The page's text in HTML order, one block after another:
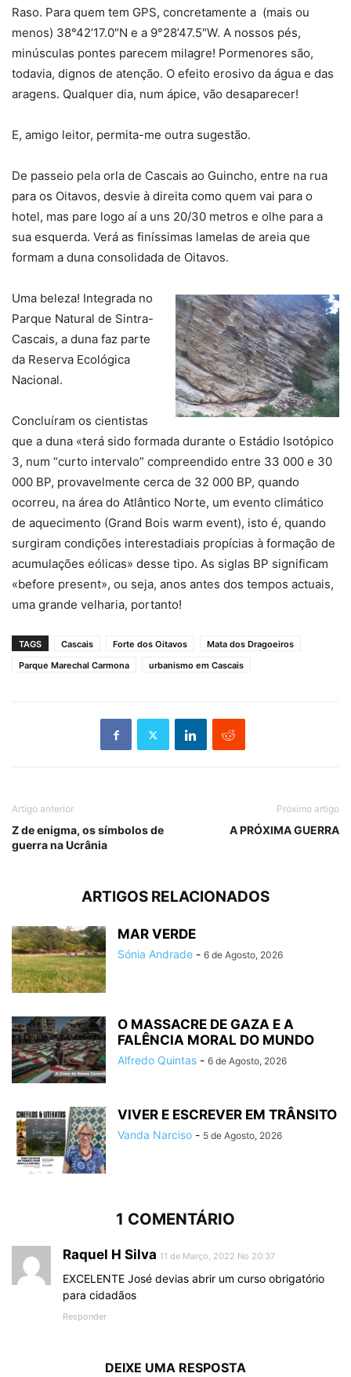
Raso. Para quem tem GPS, concretamente a (mais ou
menos) 38°42’17.0″N e a 9°28’47.5″W. A nossos pés,
minúsculas pontes parecem milagre! Pormenores são,
todavia, dignos de atenção. O efeito erosivo da água e das
aragens. Qualquer dia, num ápice, vão desaparecer!
E, amigo leitor, permita-me outra sugestão.
De passeio pela orla de Cascais ao Guincho, entre na rua
para os Oitavos, desvie à direita como quem vai para o
hotel, mas pare logo aí a uns 20/30 metros e olhe para a
sua esquerda. Verá as finíssimas lamelas de areia que
formam a duna consolidada de Oitavos.
Uma beleza! Integrada no
Parque Natural de Sintra-
Cascais, a duna faz parte
da Reserva Ecológica
Nacional.
Concluíram os cientistas
que a duna «terá sido formada durante o Estádio Isotópico
3, num “curto intervalo” compreendido entre 33 000 e 30
000 BP, provavelmente cerca de 32 000 BP, quando
ocorreu, na área do Atlântico Norte, um evento climático
de aquecimento (Grand Bois warm event), isto é, quando
surgiram condições interestadiais propícias à formação de
acumulações eólicas» desse tipo. As siglas BP significam
«before present», ou seja, anos antes dos tempos actuais,
uma grande velharia, portanto!
TAGS Cascais Forte dos Oitavos
Mata dos Dragoeiros
Parque Marechal Carmona
urbanismo em Cascais
Artigo anterior
Z de enigma, os símbolos de
guerra na Ucrânia
Próximo artigo
A PRÓXIMA GUERRA
ARTIGOS RELACIONADOS
MAR VERDE
Sónia Andrade - 6 de Agosto, 2026
O MASSACRE DE GAZA E A
FALÊNCIA MORAL DO MUNDO
Alfredo Quintas - 6 de Agosto, 2026
VIVER E ESCREVER EM TRÂNSITO
Vanda Narciso - 5 de Agosto, 2026
1 COMENTÁRIO
Raquel H Silva 11 de Março, 2022 No 20:37
EXCELENTE José devias abrir um curso obrigatório
para cidadãos
Responder
DEIXE UMA RESPOSTA